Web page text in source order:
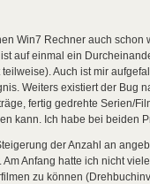
Win7 Rechner auch
auf einmal ein
Auch ist mir
Weiters existiert der Bug
fertig gedrehte Serien/
kann. Ich habe bei beiden
der Anzahl an
Anfang hatte ich nicht
zu können